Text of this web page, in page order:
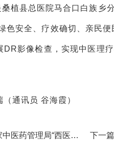
植县总医院马合口白族乡
色安全、疗效确切、亲民
影像检查，实现中医理
（通讯员 谷海霞）
医药管理局“西医学
下一